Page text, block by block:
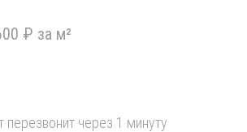
₽ за м²
перезвонит через 1 минуту